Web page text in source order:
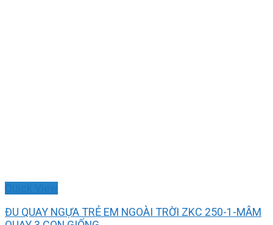
ĐU QUAY NGỰA TRẺ EM NGOÀI TRỜI ZKC 250-1-MÂM